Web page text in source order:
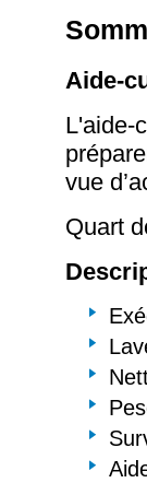
Aide-
L'aide-
vue
Quart